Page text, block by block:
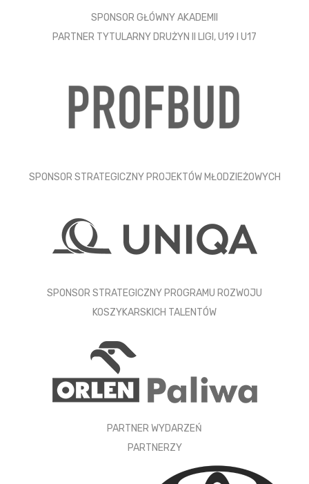
SPONSOR GŁÓWNY AKADEMII
PARTNER TYTULARNY DRUŻYN II LIGI, U19 I U17
SPONSOR STRATEGICZNY PROJEKTÓW MŁODZIEŻOWYCH
SPONSOR STRATEGICZNY PROGRAMU ROZWOJU
KOSZYKARSKICH TALENTÓW
PARTNER WYDARZEŃ
PARTNERZY